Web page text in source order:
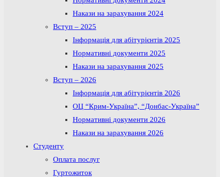
Накази на зарахування 2024
Вступ – 2025
Інформація для абітурієнтів 2025
Нормативні документи 2025
Накази на зарахування 2025
Вступ – 2026
Інформація для абітурієнтів 2026
ОЦ “Крим-Україна”, “Донбас-Україна”
Нормативні документи 2026
Накази на зарахування 2026
Студенту
Оплата послуг
Гуртожиток